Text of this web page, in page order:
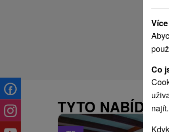
TYTO NABÍDKY
Co
najít.